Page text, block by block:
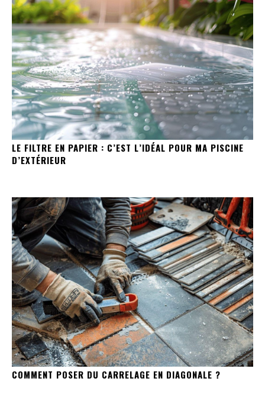
LE FILTRE EN PAPIER : C’EST L’IDÉAL POUR MA PISCINE
D’EXTÉRIEUR
COMMENT POSER DU CARRELAGE EN DIAGONALE ?